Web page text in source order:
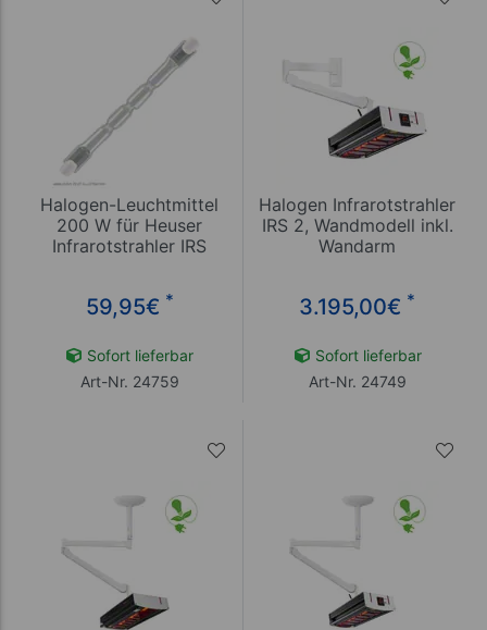
Halogen-Leuchtmittel
200 W für Heuser
Infrarotstrahler IRS
59,95€ *
Sofort lieferbar
Art-Nr. 24759
Halogen Infrarotstrahler
IRS 2, Wandmodell inkl.
Wandarm
3.195,00€ *
Sofort lieferbar
Art-Nr. 24749